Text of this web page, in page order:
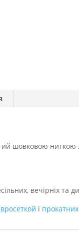
шовковою ниткою
вечірніх та
і